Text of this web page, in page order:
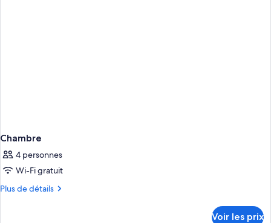
Chambre
4 personnes
Wi-Fi gratuit
Plus de détails
Plus
Voir les prix